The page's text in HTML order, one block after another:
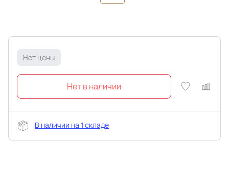
Нет цены
В наличии на 1 складе